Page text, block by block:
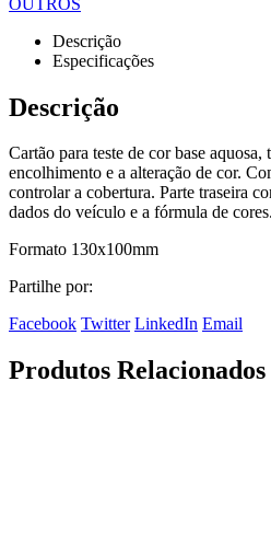
Descrição
Especificações
Descrição
Cartão para teste de cor base aquosa,
encolhimento e a alteração de cor.
controlar a cobertura. Parte traseira
dados do veículo e a fórmula de cores.
Formato 130x100mm
Partilhe por:
Facebook Twitter LinkedIn Email
Produtos Relacionados